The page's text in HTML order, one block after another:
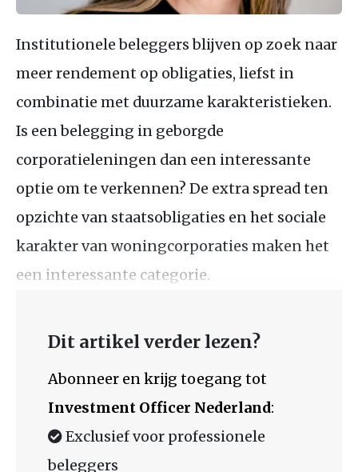
Institutionele beleggers blijven op zoek naar
meer rendement op obligaties, liefst in
combinatie met duurzame karakteristieken.
Is een belegging in geborgde
corporatieleningen dan een interessante
optie om te verkennen? De extra spread ten
opzichte van staatsobligaties en het sociale
karakter van woningcorporaties maken het
een interessante categorie.
Dit artikel verder lezen?
Abonneer en krijg toegang tot
Investment Officer Nederland:
Exclusief voor professionele
beleggers